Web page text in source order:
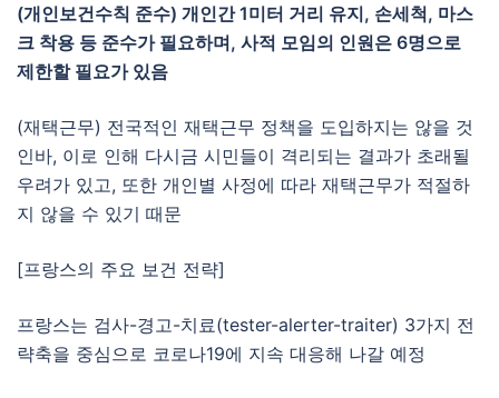
(개인보건수칙 준수) 개인간 1미터 거리 유지, 손세척, 마스
크 착용 등 준수가 필요하며, 사적 모임의 인원은 6명으로
제한할 필요가 있음
(재택근무) 전국적인 재택근무 정책을 도입하지는 않을 것
인바, 이로 인해 다시금 시민들이 격리되는 결과가 초래될
우려가 있고, 또한 개인별 사정에 따라 재택근무가 적절하
지 않을 수 있기 때문
[프랑스의 주요 보건 전략]
프랑스는 검사-경고-치료(tester-alerter-traiter) 3가지 전
략축을 중심으로 코로나19에 지속 대응해 나갈 예정